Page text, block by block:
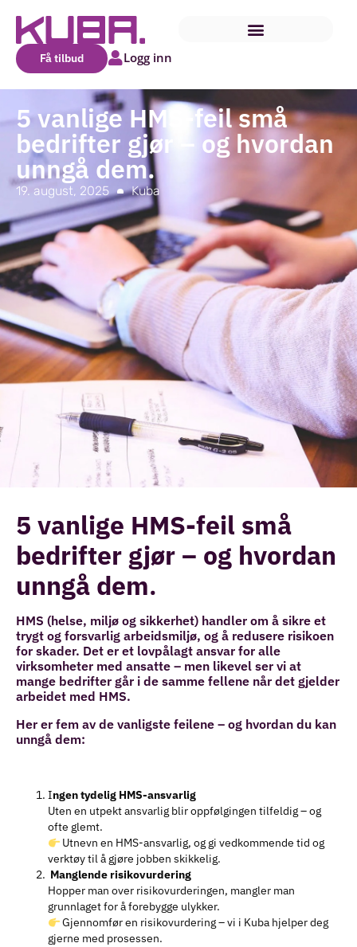
Få tilbud Logg inn
5 vanlige HMS-feil små
bedrifter gjør – og hvordan
unngå dem.
19. august, 2025 Kuba
5 vanlige HMS-feil små
bedrifter gjør – og hvordan
unngå dem.
HMS (helse, miljø og sikkerhet) handler om å sikre et
trygt og forsvarlig arbeidsmiljø, og å redusere risikoen
for skader. Det er et lovpålagt ansvar for alle
virksomheter med ansatte – men likevel ser vi at
mange bedrifter går i de samme fellene når det gjelder
arbeidet med HMS.
Her er fem av de vanligste feilene – og hvordan du kan
unngå dem:
Ingen tydelig HMS-ansvarlig
Uten en utpekt ansvarlig blir oppfølgingen tilfeldig – og
ofte glemt.
Utnevn en HMS-ansvarlig, og gi vedkommende tid og
verktøy til å gjøre jobben skikkelig.
Manglende risikovurdering
Hopper man over risikovurderingen, mangler man
grunnlaget for å forebygge ulykker.
Gjennomfør en risikovurdering – vi i Kuba hjelper deg
gjerne med prosessen.